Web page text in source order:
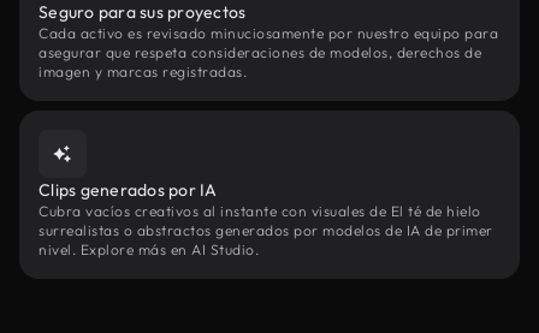
Seguro para sus proyectos
Cada activo es revisado minuciosamente por nuestro equipo para
asegurar que respeta consideraciones de modelos, derechos de
imagen y marcas registradas.
Clips generados por IA
Cubra vacíos creativos al instante con visuales de El té de hielo
surrealistas o abstractos generados por modelos de IA de primer
nivel. Explore más en AI Studio.